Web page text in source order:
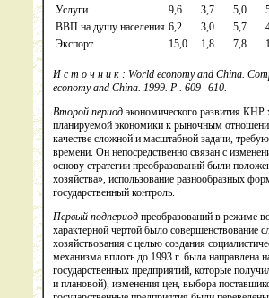
Услуги
9,6 3,7 5,0
ВВП на душу населения 6,2 3,0 5,7
Экспорт
15,0 1,8 7,8
И с т о ч н и к : World economy and China.
economy and China. 1999. P . 609--610.
Второй период экономического развития КНР
планируемой экономики к рыночным
качестве сложной и масштабной задачи,
времени. Он непосредственно связан с
основу стратегии преобразований были
хозяйства», использование разнообразных
государственный контроль.
Первый подпериод преобразований в режиме
характерной чертой было
хозяйствования с целью создания
механизма вплоть до 1993 г. была направлена
государственных предприятий, которые
и плановой), изменения цен, выбора